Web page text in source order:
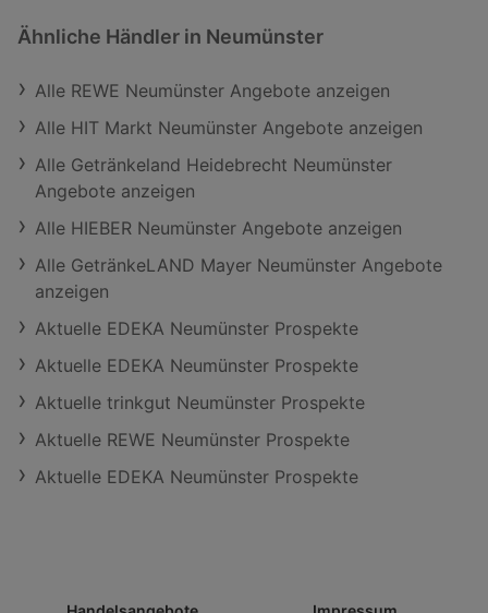
Ähnliche Händler in Neumünster
Alle REWE Neumünster Angebote anzeigen
Alle HIT Markt Neumünster Angebote anzeigen
Alle Getränkeland Heidebrecht Neumünster
Angebote anzeigen
Alle HIEBER Neumünster Angebote anzeigen
Alle GetränkeLAND Mayer Neumünster Angebote
anzeigen
Aktuelle EDEKA Neumünster Prospekte
Aktuelle EDEKA Neumünster Prospekte
Aktuelle trinkgut Neumünster Prospekte
Aktuelle REWE Neumünster Prospekte
Aktuelle EDEKA Neumünster Prospekte